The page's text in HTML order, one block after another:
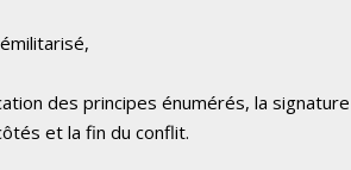
des principes énumérés, la
et la fin du conflit.